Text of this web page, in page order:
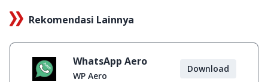
Rekomendasi Lainnya
WhatsApp Aero
WP Aero
Download